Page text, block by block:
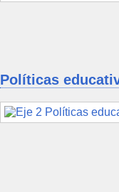
Políticas